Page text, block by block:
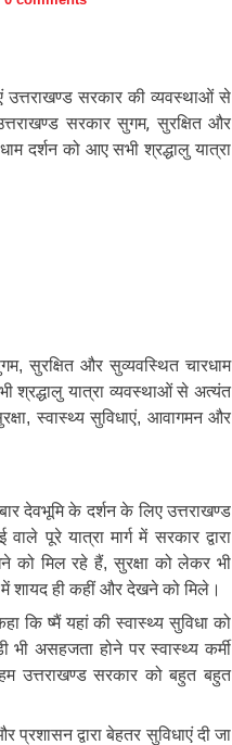
उत्तराखण्ड सरकार की व्यवस्थाओं से
सरकार सुगम, सुरक्षित और
दर्शन को आए सभी श्रद्धालु यात्रा
सुरक्षित और सुव्यवस्थित चारधाम
श्रद्धालु यात्रा व्यवस्थाओं से अत्यंत
स्वास्थ्य सुविधाएं, आवागमन और
देवभूमि के दर्शन के लिए उत्तराखण्ड
पूरे यात्रा मार्ग में सरकार द्वारा
को मिल रहे हैं, सुरक्षा को लेकर भी
शायद ही कहीं और देखने को मिले।
कि ष्मैं यहां की स्वास्थ्य सुविधा को
असहजता होने पर स्वास्थ्य कर्मी
उत्तराखण्ड सरकार को बहुत बहुत
द्वारा बेहतर सुविधाएं दी जा